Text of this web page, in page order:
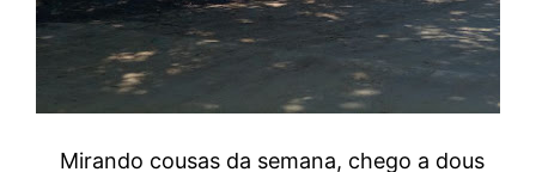
Mirando cousas da semana, chego a dous